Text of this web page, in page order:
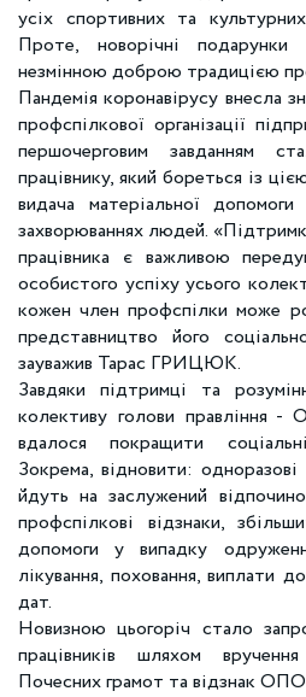
усіх спортивних та
Проте, новорічні
незмінною доброю традицією
Пандемія коронавірусу внесла
профспілкової організації
першочерговим завданням
працівнику, який бореться із
видача матеріальної
захворюваннях людей.
працівника є важливою
особистого успіху усього
кожен член профспілки може
представництво його
зауважив Тарас ГРИЦЮК.
Завдяки підтримці та
колективу голови
вдалося покращити
Зокрема, відновити: одноразові
йдуть на заслужений
профспілкові відзнаки,
допомоги у випадку
лікування, поховання, виплати
дат.
Новизною цьогоріч стало
працівників шляхом
Почесних грамот та відзнак